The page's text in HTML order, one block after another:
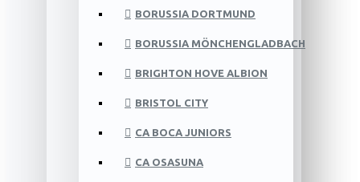
BORUSSIA DORTMUND
BORUSSIA MÖNCHENGLADBACH
BRIGHTON HOVE ALBION
BRISTOL CITY
CA BOCA JUNIORS
CA OSASUNA